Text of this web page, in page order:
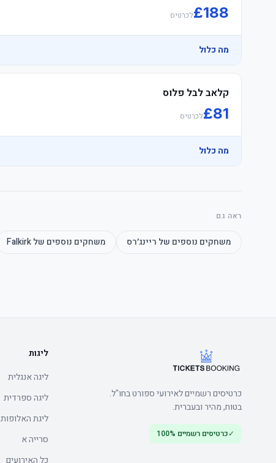
£188 לכרטיס
מה כלול
קלאב לבל פלוס
£81 לכרטיס
מה כלול
ראה גם
משחקים נוספים של ריינג׳רס משחקים נוספים שלFalkirk
כרטיסים רשמיים לאירועי ספורט בחו"ל.
בטוח, מהיר ובעברית.
✓כרטיסים רשמיים 100%
ליגות
ליגה אנגלית
ליגה ספרדית
ליגת האלופות
סרייה א
כל האירועים